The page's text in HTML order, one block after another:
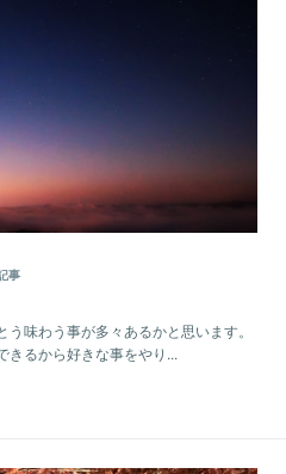
事
味わう事が多々あるかと思います。
きるから好きな事をやり...